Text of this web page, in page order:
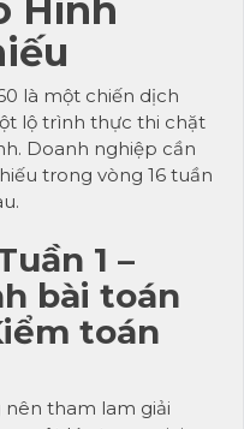
Hình
là một chiến dịch
lộ trình thực thi chặt
Doanh nghiệp cần
trong vòng 16 tuần
1 –
bài toán
toán
tham lam giải